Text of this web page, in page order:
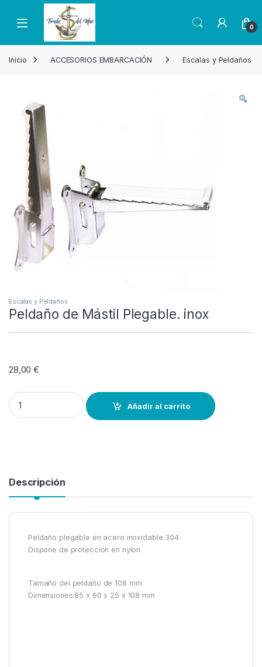
Skip to navigation
Skip to content
Open 0
Inicio ACCESORIOS EMBARCACIÓN Escalas y Peldaños
Escalas y Peldaños
Peldaño de Mástil Plegable. inox
28,00€
Peldaño de Mástil Plegable. inox quantity
Añadir al carrito
Descripción
Peldaño plegable en acero inoxidable 304.
Dispone de protección en nylon.
Tamaño del peldaño de 108 mm.
Dimensiones:85 x 60 x 25 x 108 mm